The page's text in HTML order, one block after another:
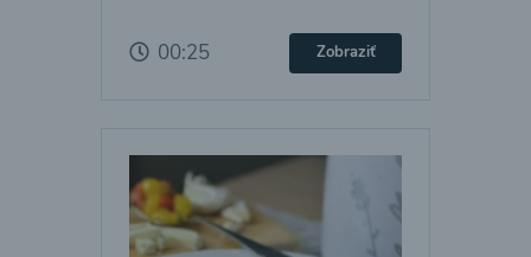
00:25 Zobraziť